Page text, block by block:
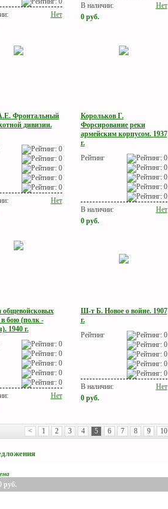
Нет
В наличии:
Нет
0 руб.
Фронтальный
дивизии.
Нет
Корольков Г.
Форсирование реки
армейским корпусом. 1937
г.
Рейтинг
В наличии:
Нет
0 руб.
бою (полк -
1940 г.
Нет
Ш-т Б. Новое о войне. 1907
г.
Рейтинг
В наличии:
Нет
0 руб.
< 1 2 3 4 5 6 7 8 9 10
руб.